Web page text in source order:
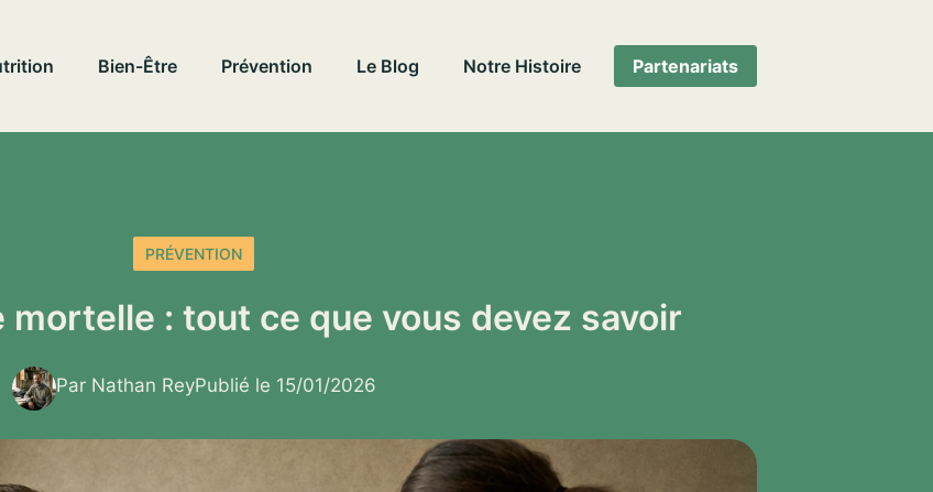
Bien-Être Prévention Le Blog Notre Histoire Partenariats
PRÉVENTION
: tout ce que vous devez savoir
Par Nathan ReyPublié le 15/01/2026